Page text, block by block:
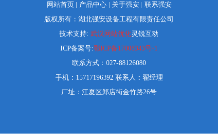
网站首页 产品中心| 关于强安| 联系强安
版权所有：湖北强安设备工程有限责任公司
技术支持: 武汉网站优化灵锐互动
ICP备案号:鄂ICP备17008343号-1
联系方式：027-88126080
手机：15717196392 联系人：翟经理
厂址：江夏区郑店街金竹路26号